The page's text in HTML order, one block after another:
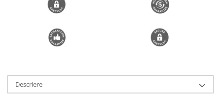
Trimmere si Fierastrae
Uscătoare de Păr
Descriere